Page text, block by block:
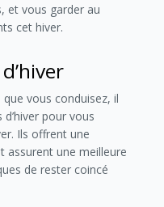
et vous garder au
cet hiver.
vous conduisez, il
pour vous
Ils offrent une
assurent une meilleure
de rester coincé